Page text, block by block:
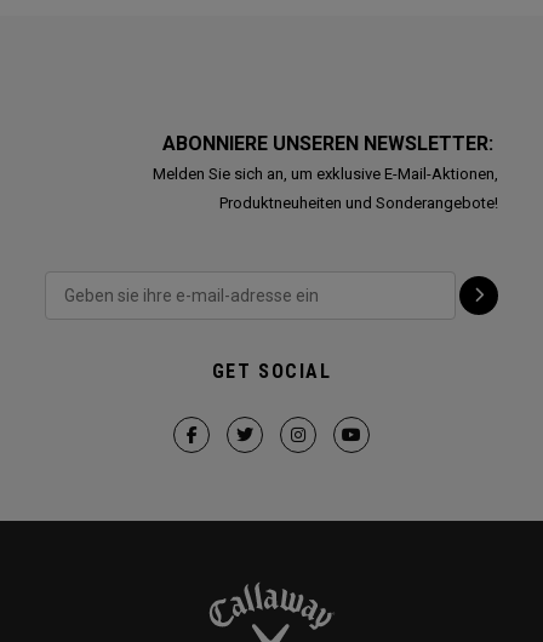
ABONNIERE UNSEREN NEWSLETTER:
Melden Sie sich an, um exklusive E-Mail-Aktionen,
Produktneuheiten und Sonderangebote!
GET SOCIAL